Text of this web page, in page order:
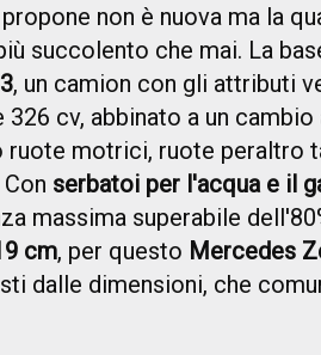
non è nuova ma la
succolento che mai. La
, un camion con gli attributi
326 cv, abbinato a un
ruote motrici, ruote peraltro
Con serbatoi per l'acqua e il
massima superabile
cm, per questo Mercedes
dalle dimensioni, che